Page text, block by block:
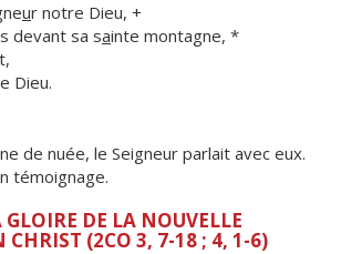
ur notre Dieu, +
devant sa sainte montagne, *
Dieu.
de nuée, le Seigneur parlait avec eux.
témoignage.
GLOIRE DE LA NOUVELLE
CHRIST (2CO 3, 7-18 ; 4, 1-6)